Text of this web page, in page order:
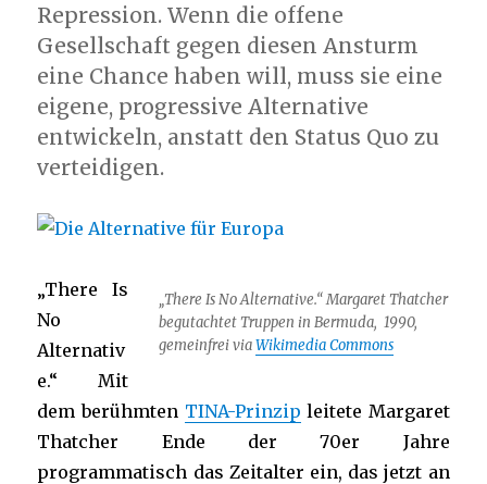
Repression. Wenn die offene
Gesellschaft gegen diesen Ansturm
eine Chance haben will, muss sie eine
eigene, progressive Alternative
entwickeln, anstatt den Status Quo zu
verteidigen.
„There Is No Alternative.“ Margaret Thatcher
begutachtet Truppen in Bermuda, 1990,
gemeinfrei viaWikimedia Commons
„There Is
No
Alternativ
e.“ Mit
dem berühmten TINA-Prinzip leitete Margaret
Thatcher Ende der 70er Jahre
programmatisch das Zeitalter ein, das jetzt an